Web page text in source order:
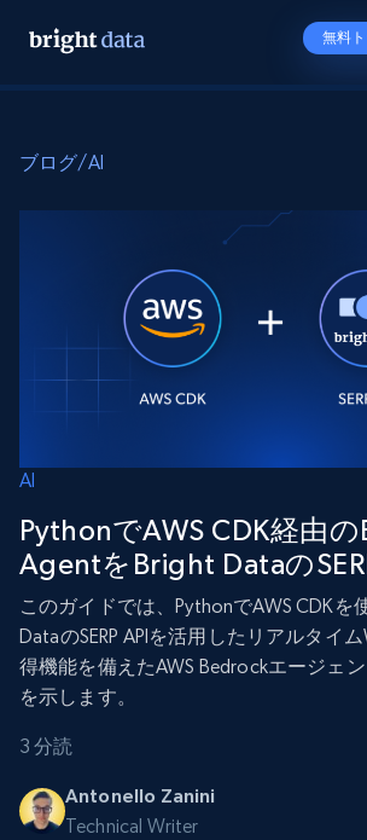
無料
ブログ/AI
AI
PythonでAWS CDK経由
AgentをBright Dataの
このガイドでは、PythonでAWS CDKを
DataのSERP APIを活用したリアルタイ
得機能を備えたAWS Bedrockエージェ
を示します。
3 分読
Antonello Zanini
Technical Writer